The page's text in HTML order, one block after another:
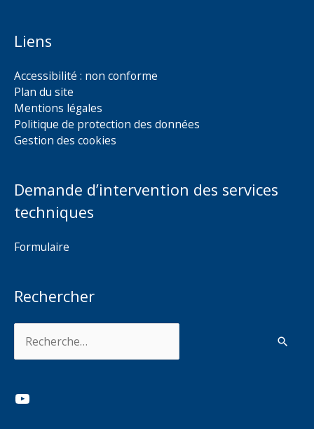
Liens
Accessibilité : non conforme
Plan du site
Mentions légales
Politique de protection des données
Gestion des cookies
Demande d’intervention des services
techniques
Formulaire
Rechercher
YouTube